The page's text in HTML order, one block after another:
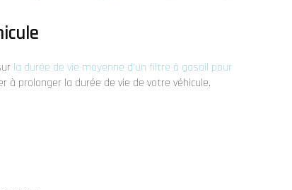
la durée de vie moyenne d'un filtre à gasoil pour
prolonger la durée de vie de votre véhicule.